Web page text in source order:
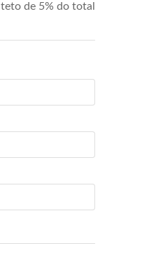
de 5% do total